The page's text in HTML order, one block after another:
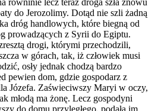
równinie lecz teraz droga szła znowu
do Jerozolimy. Dotąd nie szli żadną
dróg handlowych, które biegną od
prowadzących z Syrii do Egiptu.
drogi, którymi przechodzili,
w górach, tak, iż człowiek musi
osły jednak chodzą bardzo
pewien dom, gdzie gospodarz z
Józefa. Zaświeciwszy Maryi w oczy,
młodą ma żonę. Lecz gospodyni